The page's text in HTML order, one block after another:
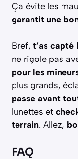
Ça évite les
garantit une
Bref, t’as capté
ne rigole pas
pour les
plus grands,
passe avant
lunettes et
terrain. Allez,
FAQ